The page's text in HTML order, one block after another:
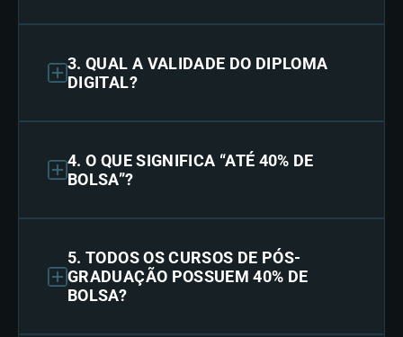
3. QUAL A VALIDADE DO DIPLOMA
DIGITAL?
4. O QUE SIGNIFICA “ATÉ 40% DE
BOLSA”?
5. TODOS OS CURSOS DE PÓS-
GRADUAÇÃO POSSUEM 40% DE
BOLSA?